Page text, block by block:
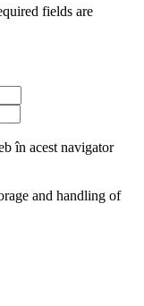
fields are
în acest navigator
and handling of